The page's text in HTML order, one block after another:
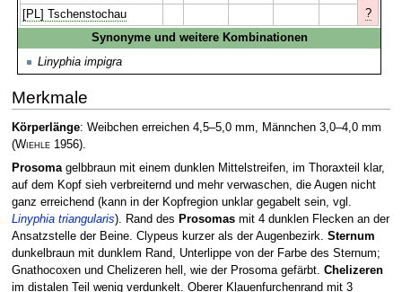
[PL] Tschenstochau
?
Synonyme und weitere Kombinationen
Linyphia impigra
Merkmale
Körperlänge: Weibchen erreichen 4,5–5,0 mm, Männchen 3,0–4,0 mm
(Wiehle1956).
Prosomagelbbraun mit einem dunklen Mittelstreifen, im Thoraxteil klar,
auf dem Kopf sieh verbreiternd und mehr verwaschen, die Augen nicht
ganz erreichend (kann in der Kopfregion unklar gegabelt sein, vgl.
Linyphia triangularis). Rand des Prosomasmit 4 dunklen Flecken an der
Ansatzstelle der Beine. Clypeus kurzer als der Augenbezirk. Sternum
dunkelbraun mit dunklem Rand, Unterlippe von der Farbe des Sternum;
Gnathocoxen und Chelizeren hell, wie der Prosoma gefärbt. Chelizeren
im distalen Teil wenig ver­dunkelt. Oberer Klauenfurchenrand mit 3